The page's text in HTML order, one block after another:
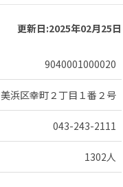
更新日:2025年02月25日
9040001000020
浜区幸町２丁目１番２号
043-243-2111
1302人